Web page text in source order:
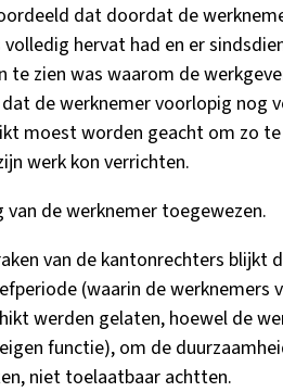
dat doordat de
hervat had en er
te zien was waarom de
de werknemer voorlopig nog
moest worden geacht om zo
werk kon verrichten.
de werknemer toegewezen.
van de kantonrechters blijkt
(waarin de werknemers
werden gelaten, hoewel de
functie), om de
niet toelaatbaar achtten.